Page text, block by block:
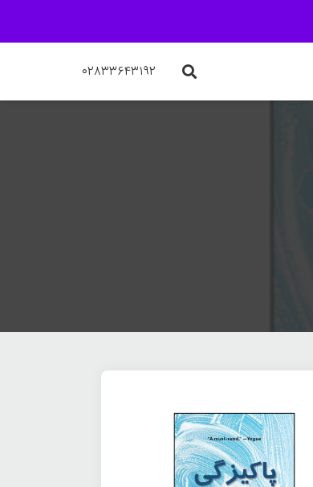
۰۲۸۳۳۶۴۳۱۹۲